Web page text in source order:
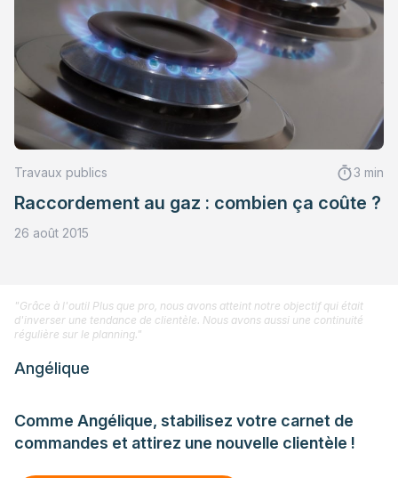
Travaux publics 3 min
Raccordement au gaz : combien ça coûte ?
26 août 2015
Comme Angélique, stabilisez votre carnet de
commandes et attirez une nouvelle clientèle !
"Grâce à l'outil Plus que pro, nous avons atteint notre objectif qui était
d'inverser une tendance de clientèle. Nous avons aussi une continuité
régulière sur le planning."
Angélique